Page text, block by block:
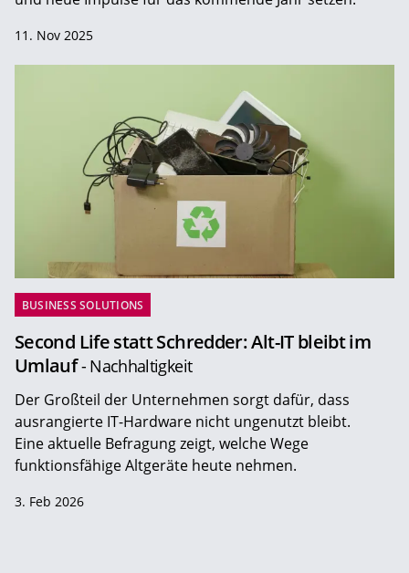
11. Nov 2025
BUSINESS SOLUTIONS
Second Life statt Schredder: Alt-IT bleibt im
Umlauf- Nachhaltigkeit
Der Großteil der Unternehmen sorgt dafür, dass
ausrangierte IT-Hardware nicht ungenutzt bleibt.
Eine aktuelle Befragung zeigt, welche Wege
funktionsfähige Altgeräte heute nehmen.
3. Feb 2026